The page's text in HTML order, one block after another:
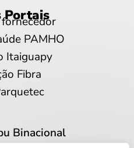
Portais
PAMHO
Itaiguapy
Fibra
Binacional